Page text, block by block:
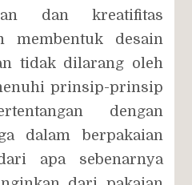
dan kreatifitas
membentuk desain
tidak dilarang oleh
prinsip-prinsip
dengan
dalam berpakaian
apa sebenarnya